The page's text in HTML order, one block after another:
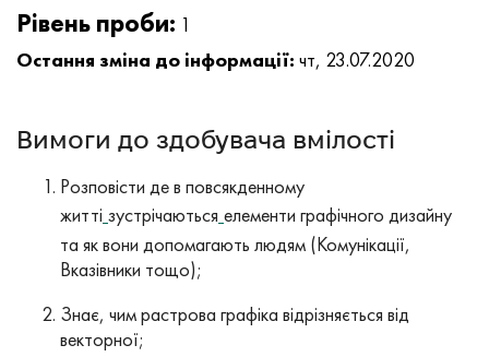
Рівень проби: 1
Остання зміна до інформації: чт, 23.07.2020
Вимоги до здобувача вмілості
Розповісти де в повсякденному
житті зустрічаються елементи графічного дизайну
та як вони допомагають людям (Комунікації,
Вказівники тощо);
Знає, чим растрова графіка відрізняється від
векторної;